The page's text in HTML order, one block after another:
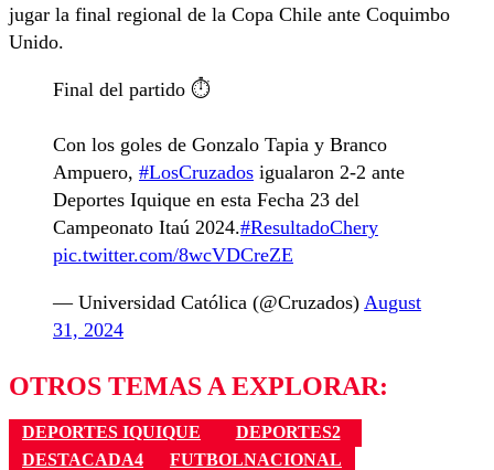
jugar la final regional de la Copa Chile ante Coquimbo
Unido.
Final del partido ⏱️
Con los goles de Gonzalo Tapia y Branco
Ampuero, #LosCruzados igualaron 2-2 ante
Deportes Iquique en esta Fecha 23 del
Campeonato Itaú 2024.#ResultadoChery
pic.twitter.com/8wcVDCreZE
— Universidad Católica (@Cruzados) August
31, 2024
OTROS TEMAS A EXPLORAR:
DEPORTES IQUIQUE
DEPORTES2
DESTACADA4
FUTBOLNACIONAL